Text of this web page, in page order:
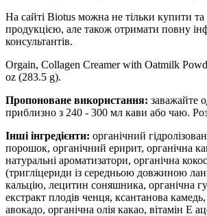
На сайті Biotus можна не тільки купити
продукцією, але також отримати повну
консультантів.
Orgain, Collagen Creamer with Oatmilk
oz (283.5 g).
Пропоноване використання: заважайте
приблизно з 240 - 300 мл кави або чаю.
Інші інгредієнти: органічний
порошок, органічний еририт, органічна
натуральні ароматизатори, органічна
(тригліцериди із середньою довжиною
кальцію, лецитин соняшника, органічна
екстракт плодів ченця, ксантанова камедь,
авокадо, органічна олія какао, вітамін Е